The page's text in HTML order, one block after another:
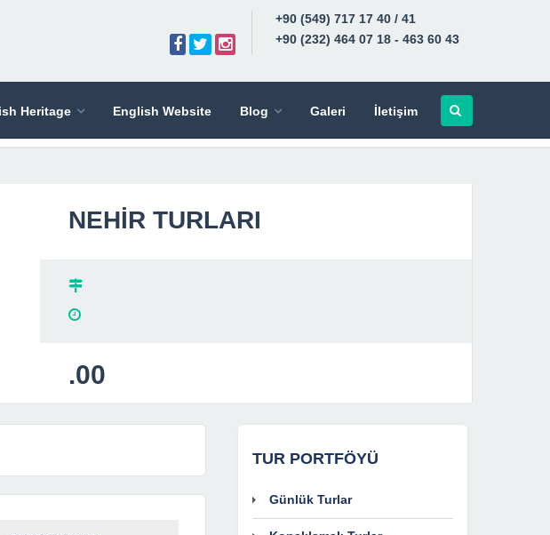
+90 (549) 717 17 40 / 41
+90 (232) 464 07 18 - 463 60 43
Heritage English Website Blog Galeri İletişim
NEHİR TURLARI
.00
TUR PORTFÖYÜ
Günlük Turlar